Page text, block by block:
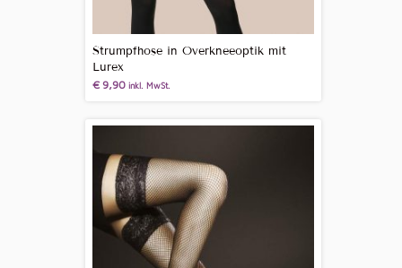
Strumpfhose in Overkneeoptik mit
Lurex
€9,90 inkl. MwSt.